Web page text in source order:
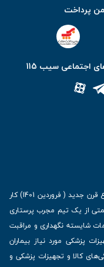
پرداخت
اجتماعی سیب 115
فروشگاه اینترنتی سیب 115 در اولین روزهای شروع قرن جدید ( فروردین 1401) کار
کرد. از آنجایی که گروه سیب 115 قسمتی از یک تیم مجرب پرستاری
شایسته نگهداری و مراقبت
پزشکی مورد نیاز بیماران
کالا و تجهیزات پزشکی و